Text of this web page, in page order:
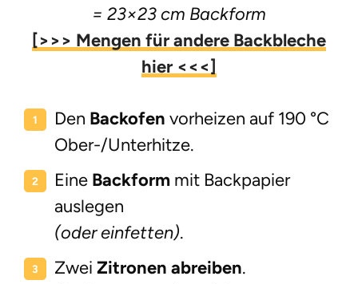
= 23×23 cm Backform
[>>> Mengen für andere Backbleche
hier <<<]
Den Backofen vorheizen auf 190 °C
Ober-/Unterhitze.
Eine Backform mit Backpapier
auslegen
(oder einfetten).
Zwei Zitronen abreiben.